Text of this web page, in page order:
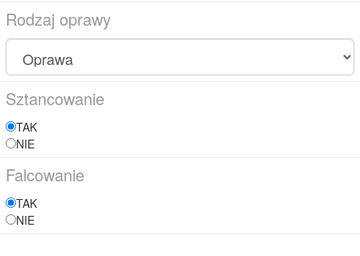
Rodzaj oprawy
Sztancowanie
TAK
NIE
Falcowanie
TAK
NIE